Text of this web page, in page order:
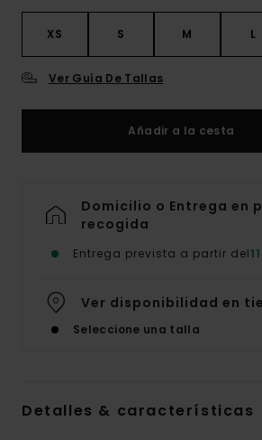
XS S M L
Ver Guía De Tallas
Añadir a la cesta
Domicilio o Entrega en
recogida
Entrega prevista a partir del
Ver disponibilidad en
Seleccione una talla
Detalles & características